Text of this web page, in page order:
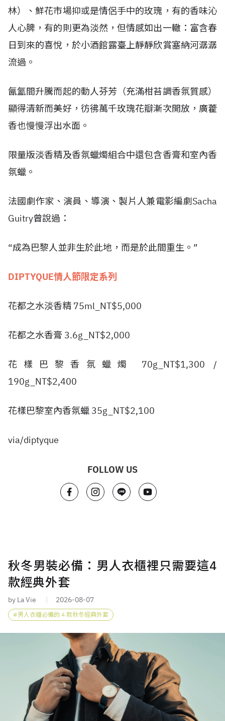
林）、鮮花市場抑或是情侶手中的玫瑰，有的香味沁
人心脾，有的則更為淡然，但情感如出一轍：富含春
日到來的喜悅，於小酒館露臺上靜靜欣賞塞納河潺潺
流過。
氤氳間升騰而起的動人芬芳（充滿柑苔調香氛質感）
顯得清新而美好，彷彿萬千玫瑰花瓣漸次開放，廣藿
香也慢慢浮出水面。
限量版淡香精及香氛蠟燭組合中還包含香膏和室內香
氛蠟。
法國劇作家、演員、導演、製片人兼電影編劇Sacha
Guitry曾說過：
“成為巴黎人並非生於此地，而是於此間重生。”
DIPTYQUE情人節限定系列
花都之水淡香精 75ml_NT$5,000
花都之水香膏 3.6g_NT$2,000
花樣巴黎香氛蠟燭 70g_NT$1,300 /
190g_NT$2,400
花樣巴黎室內香氛蠟 35g_NT$2,100
via/diptyque
FOLLOW US
秋冬男裝必備：男人衣櫃裡只需要這4
款經典外套
by La Vie 2026-08-07
男人衣櫃必備的 4 款秋冬經典外套